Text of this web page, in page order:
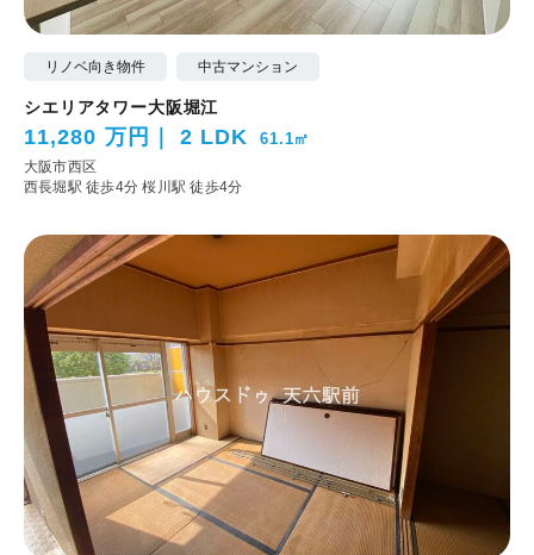
リノベ向き物件 中古マンション
シエリアタワー大阪堀江
11,280 万円 2 LDK 61.1㎡
大阪市西区
西長堀駅 徒歩4分桜川駅 徒歩4分